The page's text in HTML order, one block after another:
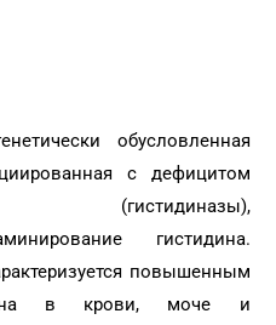
обусловленная
с дефицитом
(гистидиназы),
гистидина.
повышенным
в крови, моче и